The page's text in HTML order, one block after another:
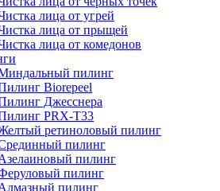
лица от угрей
лица от прыщей
лица от комедонов
пилинг
Biorepeel
Джесснера
PRX-T33
ретиноловый пилинг
пилинг
пилинг
пилинг
пилинг